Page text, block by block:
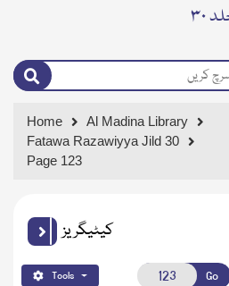
۳۰
Home
Al Madina Library
Fatawa Razawiyya Jild 30
Page 123
کیٹیگریز
Tools Go